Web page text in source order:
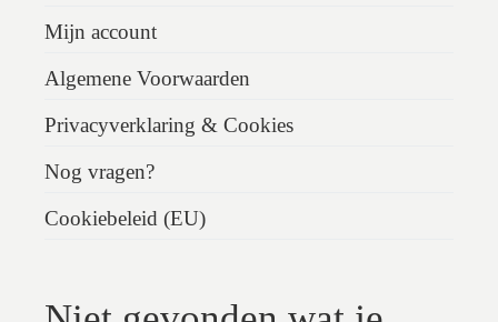
Mijn account
Algemene Voorwaarden
Privacyverklaring & Cookies
Nog vragen?
Cookiebeleid (EU)